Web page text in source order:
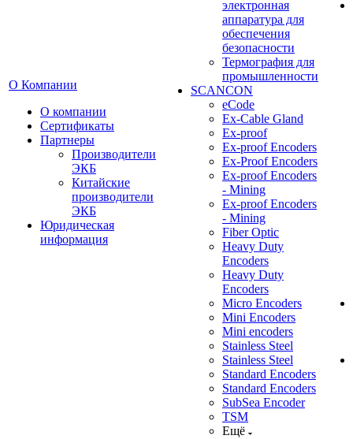
О Компании
О компании
Сертификаты
Партнеры
Производители
ЭКБ
Китайские
производители
ЭКБ
Юридическая
информация
электронная
аппаратура для
обеспечения
безопасности
Термография для
промышленности
SCANCON
eCode
Ex-Cable Gland
Ex-proof
Ex-proof Encoders
Ex-Proof Encoders
Ex-proof Encoders
- Mining
Ex-proof Encoders
- Mining
Fiber Optic
Heavy Duty
Encoders
Heavy Duty
Encoders
Micro Encoders
Mini Encoders
Mini encoders
Stainless Steel
Stainless Steel
Standard Encoders
Standard Encoders
SubSea Encoder
TSM
Ещё